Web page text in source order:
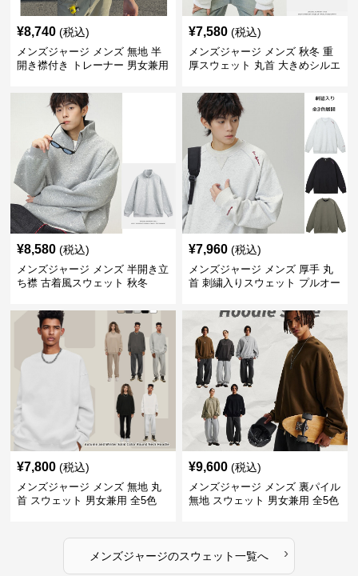
¥8,740 (税込)
メンズジャージ メンズ 無地 半
開き襟付き トレーナー 男女兼用
¥7,580 (税込)
メンズジャージ メンズ 秋冬 重
厚スウェット 丸首 大きめシルエ
¥8,580 (税込)
メンズジャージ メンズ 半開き立
ち襟 古着風スウェット 秋冬
¥7,960 (税込)
メンズジャージ メンズ 厚手 丸
首 刺繍入りスウェット プルオー
¥7,800 (税込)
メンズジャージ メンズ 無地 丸
首 スウェット 男女兼用 全5色
¥9,600 (税込)
メンズジャージ メンズ 裏パイル
無地 スウェット 男女兼用 全5色
メンズジャージのスウェット一覧へ ›